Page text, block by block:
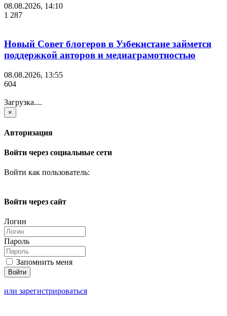
08.08.2026, 14:10
1 287
Новый Совет блогеров в Узбекистане займется
поддержкой авторов и медиаграмотностью
08.08.2026, 13:55
604
Загрузка....
×
Авторизация
Войти через социальные сети
Войти как пользователь:
Войти через сайт
Логин
Пароль
Запомнить меня
или зарегистрироваться